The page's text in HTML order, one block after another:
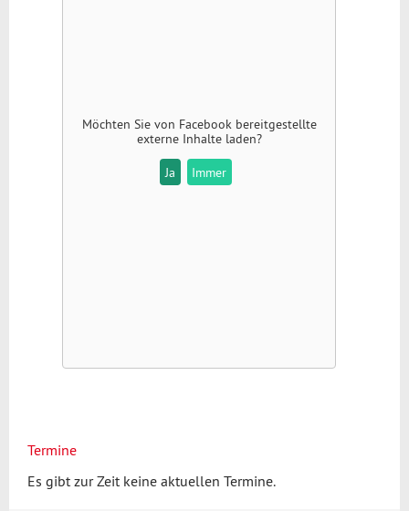
Möchten Sie von Facebookbereitgestellte
externe Inhalte laden?
Ja Immer
Termine
Es gibt zur Zeit keine aktuellen Termine.